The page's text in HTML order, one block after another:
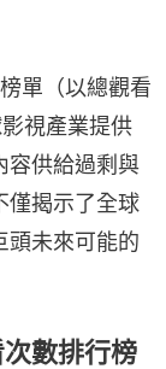
單（以總觀看
視產業提供
容供給過剩與
僅揭示了全球
頭未來可能的
數排行榜